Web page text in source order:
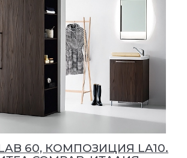
60, КОМПОЗИЦИЯ LA10.